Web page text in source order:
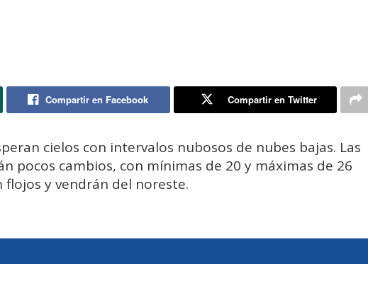
Compartir en Facebook Compartir en Twitter
cielos con intervalos nubosos de nubes bajas. Las
pocos cambios, con mínimas de 20 y máximas de 26
flojos y vendrán del noreste.